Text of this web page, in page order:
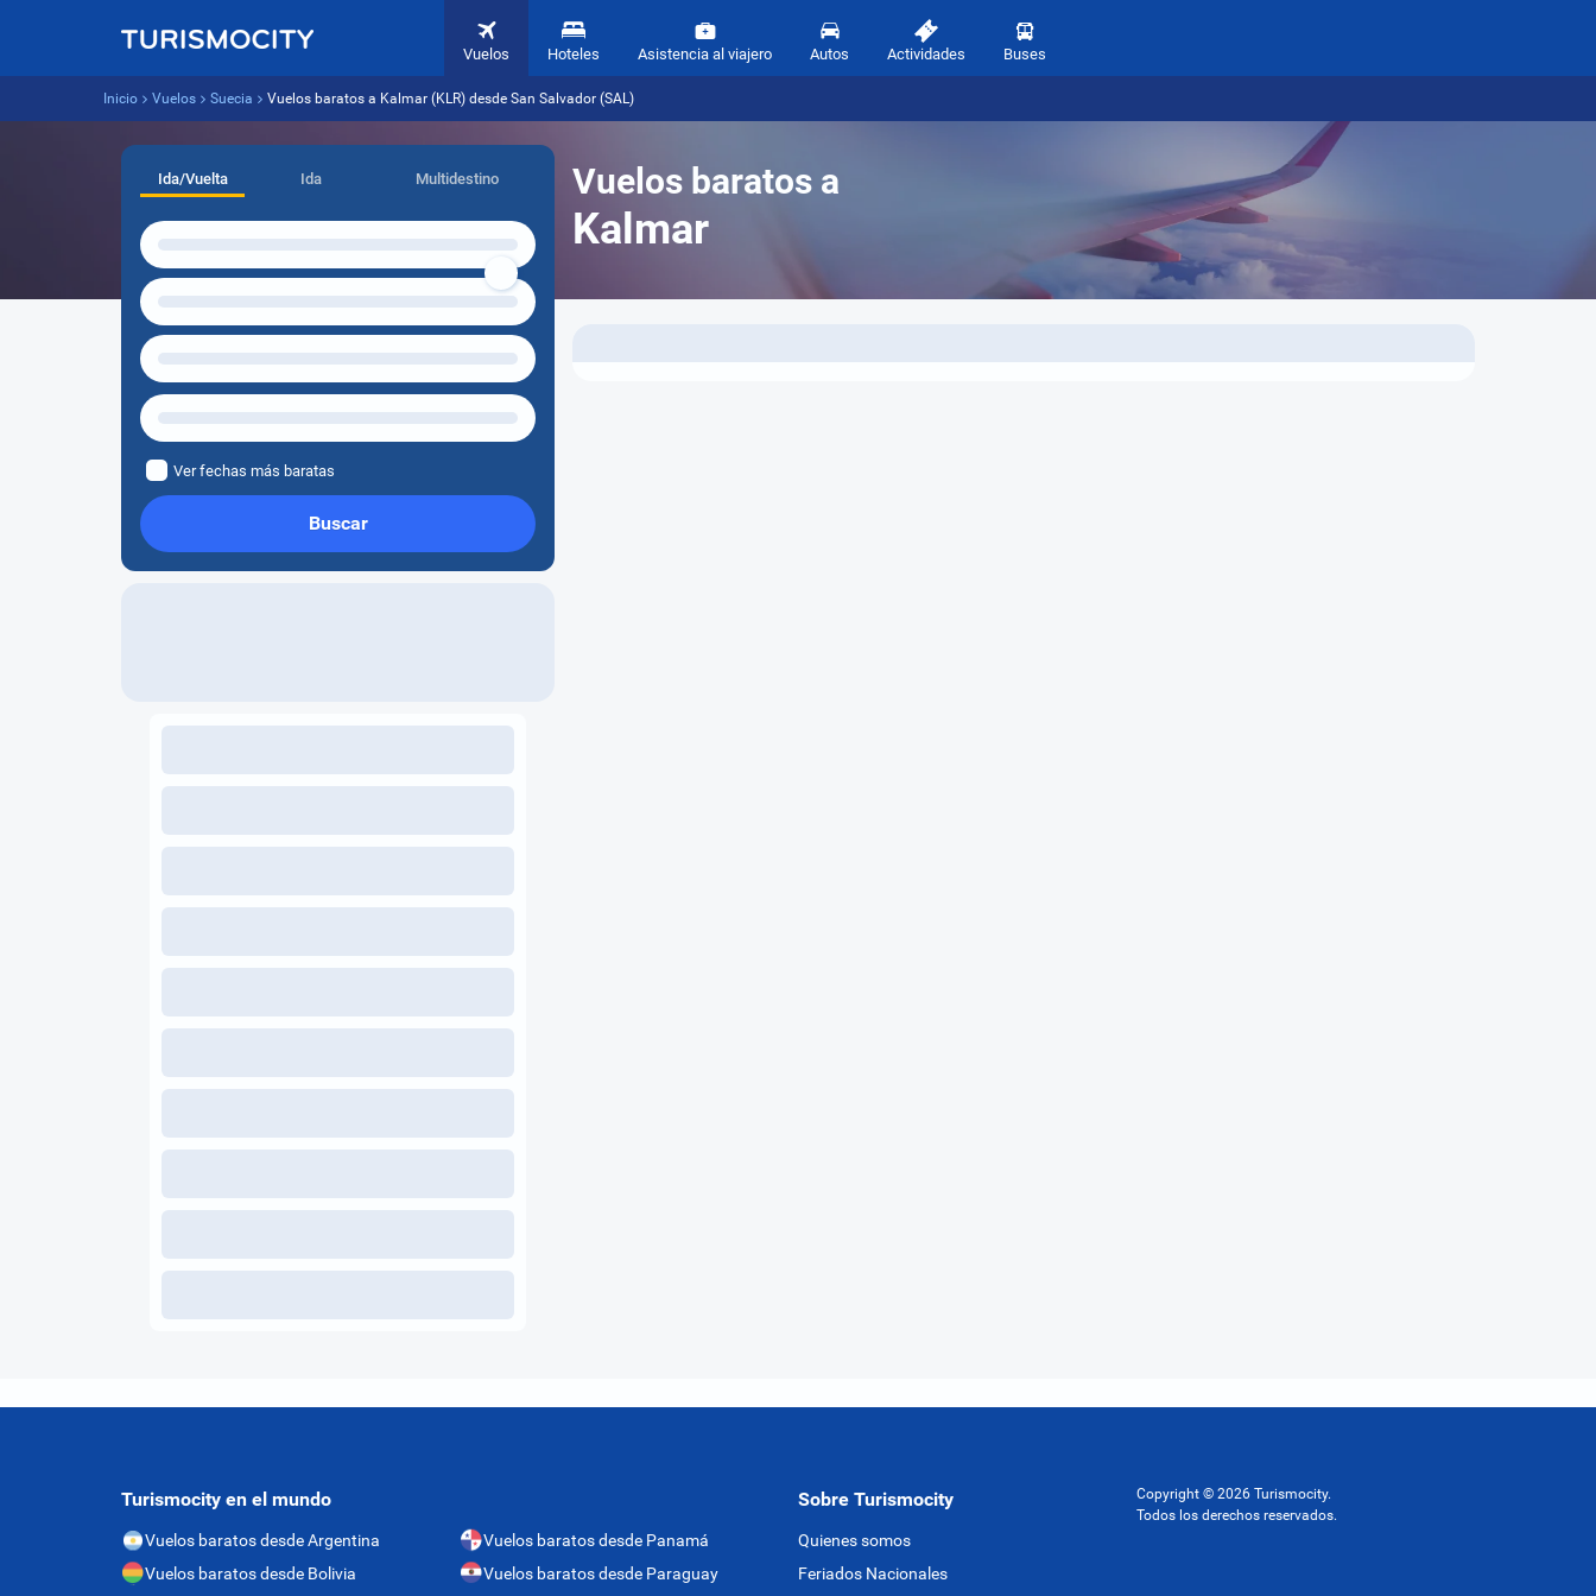
Vuelos Hoteles Asistencia al viajero Autos Actividades Buses
Inicio Vuelos Suecia Vuelos baratos a Kalmar (KLR) desde San Salvador (SAL)
Vuelos baratos a
Kalmar
Ida/Vuelta Ida Multidestino
Ver fechas más baratas
Buscar
Turismocity en el mundo
Vuelos baratos desde Argentina
Vuelos baratos desde Bolivia
Vuelos baratos desde Panamá
Vuelos baratos desde Paraguay
Sobre Turismocity
Quienes somos
Feriados Nacionales
Copyright © 2026 Turismocity.
Todos los derechos reservados.